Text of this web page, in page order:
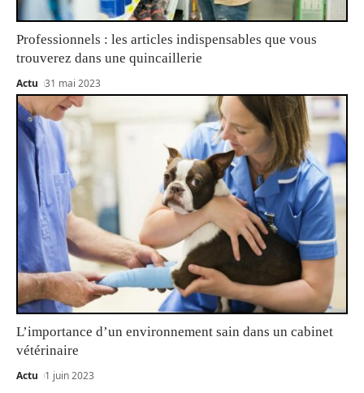
Professionnels : les articles indispensables que vous
trouverez dans une quincaillerie
Actu 31 mai 2023
L’importance d’un environnement sain dans un cabinet
vétérinaire
Actu 1 juin 2023